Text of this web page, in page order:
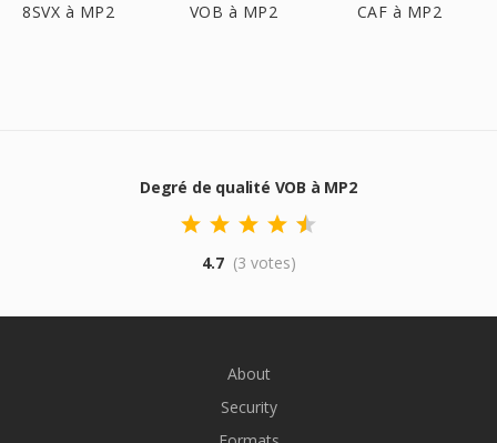
8SVX à MP2 VOB à MP2 CAF à MP2
Degré de qualité VOB à MP2
4.7 (3 votes)
About
Security